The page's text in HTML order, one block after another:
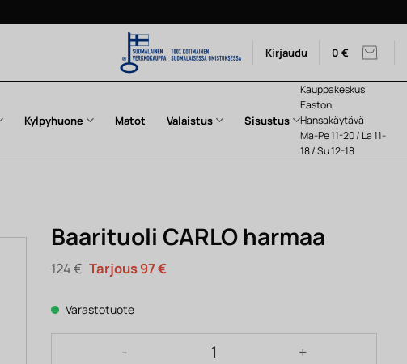
Kirjaudu 0 €
Kylpyhuone Matot Valaistus Sisustus
Kauppakeskus
Easton,
Hansakäytävä
Ma-Pe 11-20 / La 11-
18 / Su 12-18
Baarituoli CARLO harmaa
124€ Alkuperäinen
hinta
124 €.
97€Nykyinen
Varastotuote
Baarituoli CARLO harmaa määrä